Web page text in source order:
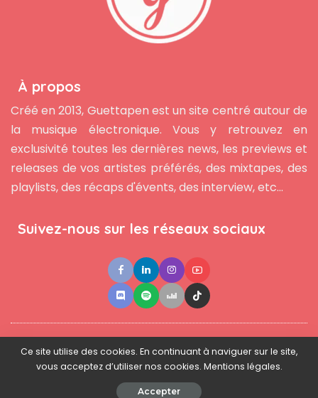
À propos
Créé en 2013, Guettapen est un site centré autour de
la musique électronique. Vous y retrouvez en
exclusivité toutes les dernières news, les previews et
releases de vos artistes préférés, des mixtapes, des
playlists, des récaps d'évents, des interview, etc...
Suivez-nous sur les réseaux sociaux
Contact ●Newsletter ● L'équipe ● Mentions légales
© 2025 - www.guettapen.com - Tous droits réservés.
Ce site utilise des cookies. En continuant à naviguer sur le site,
vous acceptez d’utiliser nos cookies. Mentions légales.
Accepter